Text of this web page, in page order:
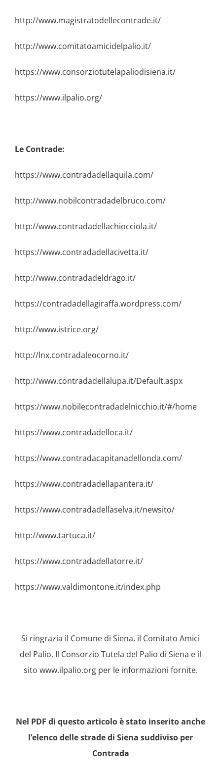
http://www.magistratodellecontrade.it/
http://www.comitatoamicidelpalio.it/
https://www.consorziotutelapaliodisiena.it/
https://www.ilpalio.org/
Le Contrade:
https://www.contradadellaquila.com/
http://www.nobilcontradadelbruco.com/
http://www.contradadellachiocciola.it/
https://www.contradadellacivetta.it/
http://www.contradadeldrago.it/
https://contradadellagiraffa.wordpress.com/
http://www.istrice.org/
http://lnx.contradaleocorno.it/
http://www.contradadellalupa.it/Default.aspx
https://www.nobilecontradadelnicchio.it/#/home
https://www.contradadelloca.it/
https://www.contradacapitanadellonda.com/
https://www.contradadellapantera.it/
https://www.contradadellaselva.it/newsito/
http://www.tartuca.it/
https://www.contradadellatorre.it/
https://www.valdimontone.it/index.php
Si ringrazia il Comune di Siena, il Comitato Amici
del Palio, Il Consorzio Tutela del Palio di Siena e il
sito www.ilpalio.orgper le informazioni fornite.
Nel PDF di questo articolo è stato inserito anche
l’elenco delle strade di Siena suddiviso per
Contrada